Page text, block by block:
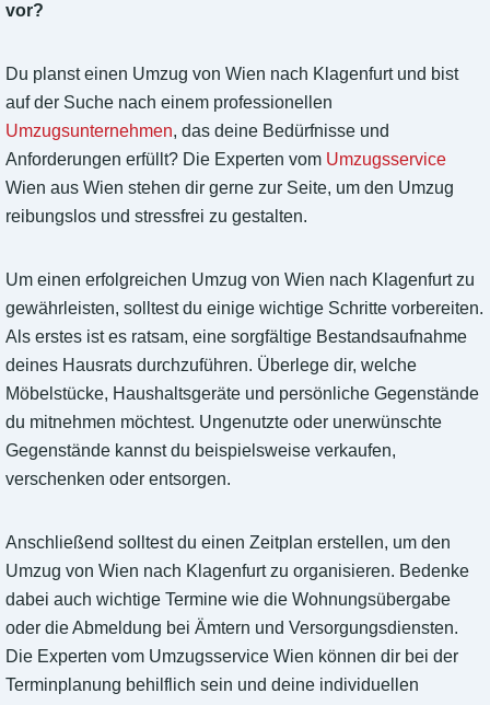
vor?
Du planst einen Umzug von Wien nach Klagenfurt und bist
auf der Suche nach einem professionellen
Umzugsunternehmen, das deine Bedürfnisse und
Anforderungen erfüllt? Die Experten vom Umzugsservice
Wien aus Wien stehen dir gerne zur Seite, um den Umzug
reibungslos und stressfrei zu gestalten.
Um einen erfolgreichen Umzug von Wien nach Klagenfurt zu
gewährleisten, solltest du einige wichtige Schritte vorbereiten.
Als erstes ist es ratsam, eine sorgfältige Bestandsaufnahme
deines Hausrats durchzuführen. Überlege dir, welche
Möbelstücke, Haushaltsgeräte und persönliche Gegenstände
du mitnehmen möchtest. Ungenutzte oder unerwünschte
Gegenstände kannst du beispielsweise verkaufen,
verschenken oder entsorgen.
Anschließend solltest du einen Zeitplan erstellen, um den
Umzug von Wien nach Klagenfurt zu organisieren. Bedenke
dabei auch wichtige Termine wie die Wohnungsübergabe
oder die Abmeldung bei Ämtern und Versorgungsdiensten.
Die Experten vom Umzugsservice Wien können dir bei der
Terminplanung behilflich sein und deine individuellen